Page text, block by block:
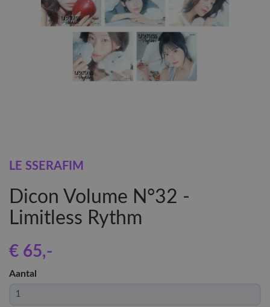
LE SSERAFIM
Dicon Volume N°32 -
Limitless Rythm
€ 65,-
Aantal